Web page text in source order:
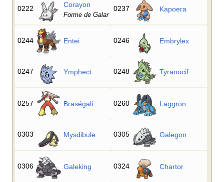
0222 Corayon
Forme de Galar
0237 Kapoera
0244 Entei 0246 Embrylex
0247 Ymphect 0248 Tyranocif
0257 Braségali 0260 Laggron
0303 Mysdibule 0305 Galegon
0306 Galeking 0324 Chartor